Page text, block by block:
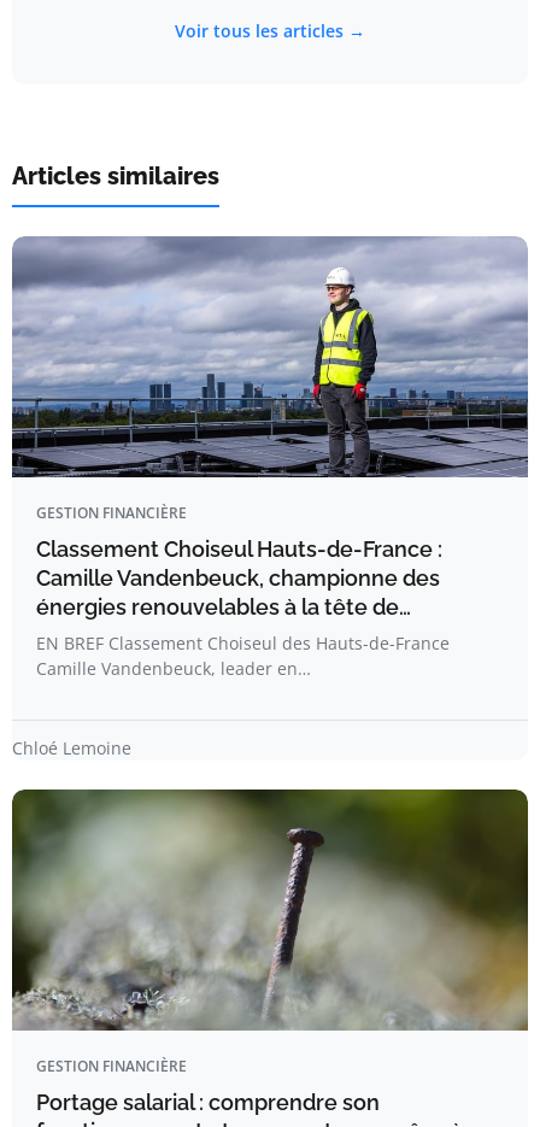
Voir tous les articles →
Articles similaires
GESTION FINANCIÈRE
Classement Choiseul Hauts-de-France :
Camille Vandenbeuck, championne des
énergies renouvelables à la tête de…
EN BREF Classement Choiseul des Hauts-de-France
Camille Vandenbeuck, leader en…
Chloé Lemoine
GESTION FINANCIÈRE
Portage salarial : comprendre son